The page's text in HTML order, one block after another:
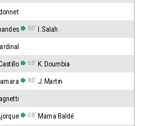
80' I. Salah
68' K. Doumbia
80' J. Martin
68' Mama Baldé